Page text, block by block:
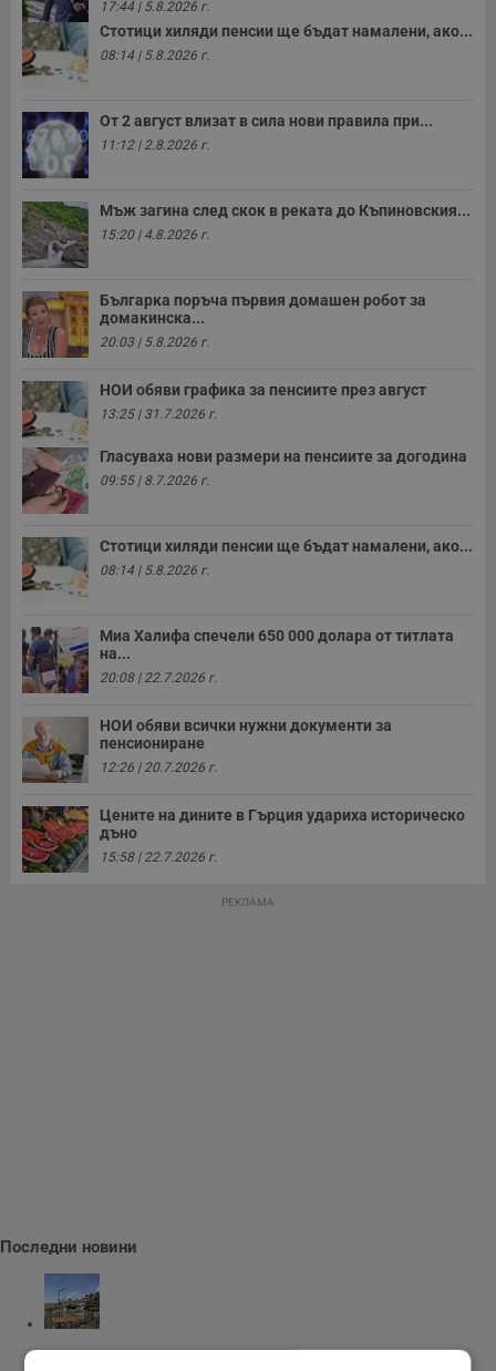
17:44 | 5.8.2026 г.
Стотици хиляди пенсии ще бъдат намалени, ако...
08:14 | 5.8.2026 г.
От 2 август влизат в сила нови правила при...
11:12 | 2.8.2026 г.
Мъж загина след скок в реката до Къпиновския...
15:20 | 4.8.2026 г.
Българка поръча първия домашен робот за
домакинска...
20:03 | 5.8.2026 г.
НОИ обяви графика за пенсиите през август
13:25 | 31.7.2026 г.
Гласуваха нови размери на пенсиите за догодина
09:55 | 8.7.2026 г.
Стотици хиляди пенсии ще бъдат намалени, ако...
08:14 | 5.8.2026 г.
Миа Халифа спечели 650 000 долара от титлата
на...
20:08 | 22.7.2026 г.
НОИ обяви всички нужни документи за
пенсиониране
12:26 | 20.7.2026 г.
Цените на дините в Гърция удариха историческо
дъно
15:58 | 22.7.2026 г.
РЕКЛАМА
Последни новини